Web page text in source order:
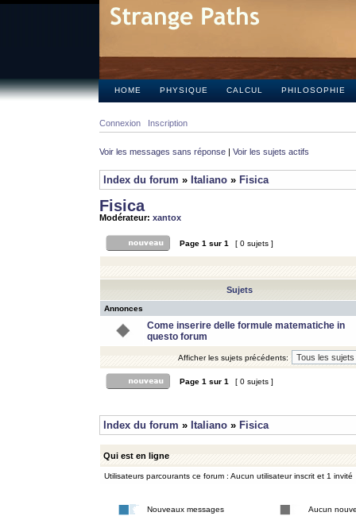
HOME PHYSIQUE CALCUL PHILOSOPHIE
Connexion Inscription
Voir les messages sans réponse | Voir les sujets actifs
Index du forum » Italiano » Fisica
Fisica
Modérateur: xantox
Page 1 sur 1 [ 0 sujets ]
Sujets
Annonces
Come inserire delle formule matematiche in
questo forum
Afficher les sujets précédents:
Page 1 sur 1 [ 0 sujets ]
Index du forum » Italiano » Fisica
Qui est en ligne
Utilisateurs parcourants ce forum : Aucun utilisateur inscrit et 1 invité
Nouveaux messages Aucun